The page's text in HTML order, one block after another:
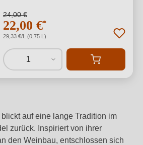
24,00 €
22,00 €*
29,33 €/L (0,75 L)
1
auf eine lange Tradition im
zurück. Inspiriert von ihrer
den Weinbau, entschlossen sich